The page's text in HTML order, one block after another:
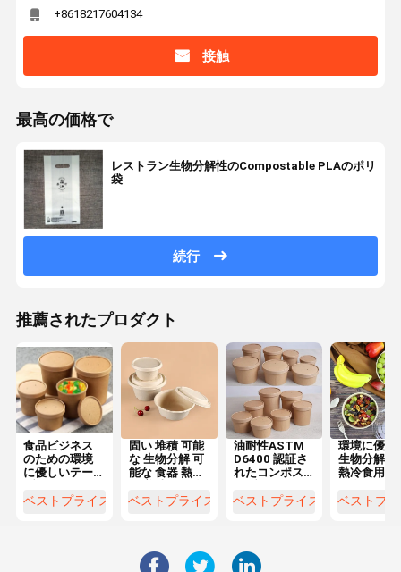
+8618217604134
接触
最高の価格で
レストラン生物分解性のCompostable PLAのポリ
袋
続行
推薦されたプロダクト
食品ビジネス
のための環境
に優しいテー
ベストプライス
固い 堆積 可能
な 生物分解 可
能な 食器 熱冷
器
ベストプライス
油耐性ASTM
D6400 認証さ
れたコンポス
生物分解性 食
ベストプライス
環境に優し
生物分解可
熱冷食用
ベストプ